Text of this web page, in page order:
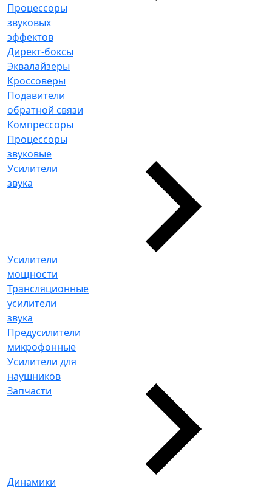
Процессоры
звуковых
эффектов
Директ-боксы
Эквалайзеры
Кроссоверы
Подавители
обратной связи
Компрессоры
Процессоры
звуковые
Усилители
звука
Усилители
мощности
Трансляционные
усилители
звука
Предусилители
микрофонные
Усилители для
наушников
Запчасти
Динамики